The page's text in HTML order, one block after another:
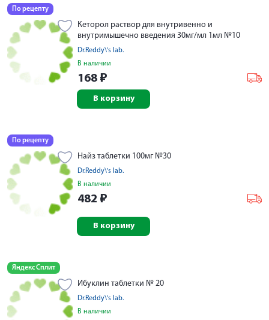
По рецепту
Кеторол раствор для внутривенно и
внутримышечно введения 30мг/мл 1мл №10
Dr.Reddy\'s lab.
В наличии
168 ₽
В корзину
По рецепту
Найз таблетки 100мг №30
Dr.Reddy\'s lab.
В наличии
482 ₽
В корзину
Яндекс Сплит
Ибуклин таблетки № 20
Dr.Reddy\'s lab.
В наличии